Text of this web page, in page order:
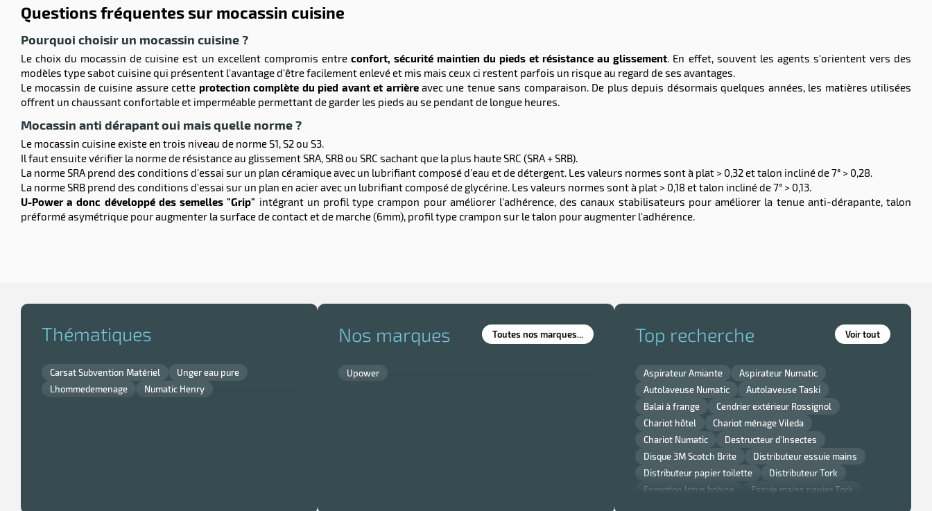
Questions fréquentes sur mocassin cuisine
Pourquoi choisir un mocassin cuisine ?
Le choix du mocassin de cuisine est un excellent compromis entre confort, sécurité maintien du pieds et résistance au glissement. En effet, souvent les agents s'orientent vers des
modèles type sabot cuisine qui présentent l'avantage d'être facilement enlevé et mis mais ceux ci restent parfois un risque au regard de ses avantages.
Le mocassin de cuisine assure cette protection complète du pied avant et arrièreavec une tenue sans comparaison. De plus depuis désormais quelques années, les matières utilisées
offrent un chaussant confortable et imperméable permettant de garder les pieds au se pendant de longue heures.
Mocassin anti dérapant oui mais quelle norme ?
Le mocassin cuisine existe en trois niveau de norme S1, S2 ou S3.
Il faut ensuite vérifier la norme de résistance au glissement SRA, SRB ou SRC sachant que la plus haute SRC (SRA + SRB).
La norme SRA prend des conditions d'essai sur un plan céramique avec un lubrifiant composé d'eau et de détergent. Les valeurs normes sont à plat > 0,32 et talon incliné de 7° > 0,28.
La norme SRB prend des conditions d'essai sur un plan en acier avec un lubrifiant composé de glycérine. Les valeurs normes sont à plat > 0,18 et talon incliné de 7° > 0,13.
U-Power a donc développé des semelles "Grip" intégrant un profil type crampon pour améliorer l'adhérence, des canaux stabilisateurs pour améliorer la tenue anti-dérapante, talon
préformé asymétrique pour augmenter la surface de contact et de marche (6mm), profil type crampon sur le talon pour augmenter l'adhérence.
Thématiques
Carsat Subvention Matériel
Unger eau pure
Lhommedemenage
Numatic Henry
Nos marques Toutes nos marques...
Upower
Top recherche Voir tout
Aspirateur Amiante
Aspirateur Numatic
Autolaveuse Numatic
Autolaveuse Taski
Balai à frange
Cendrier extérieur Rossignol
Chariot hôtel
Chariot ménage Vileda
Chariot Numatic
Destructeur d'Insectes
Disque 3M Scotch Brite
Distributeur essuie mains
Distributeur papier toilette
Distributeur Tork
Enmotion lotus bobine
Essuie mains papier Tork